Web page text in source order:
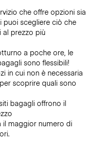
che offre opzioni sia
puoi scegliere ciò che
prezzo più
a poche ore, le
sono flessibili!
in cui non è necessaria
scoprire quali sono
bagagli offrono il
il maggior numero di